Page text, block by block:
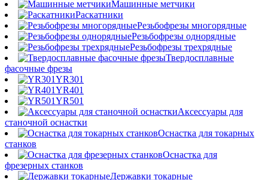
Машинные метчики
Раскатники
Резьбофрезы многорядные
Резьбофрезы однорядные
Резьбофрезы трехрядные
Твердосплавные
фасочные фрезы
YR301
YR401
YR501
Аксессуары для
станочной оснастки
Оснастка для токарных
станков
Оснастка для
фрезерных станков
Державки токарные